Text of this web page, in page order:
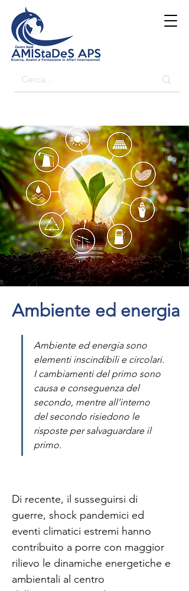
Ambiente ed energia
Ambiente ed energia sono
elementi inscindibili e circolari.
I cambiamenti del primo sono
causa e conseguenza del
secondo, mentre all’interno
del secondo risiedono le
risposte per salvaguardare il
primo.
Di recente, il susseguirsi di
guerre, shock pandemici ed
eventi climatici estremi hanno
contribuito a porre con maggior
rilievo le dinamiche energetiche e
ambientali al centro